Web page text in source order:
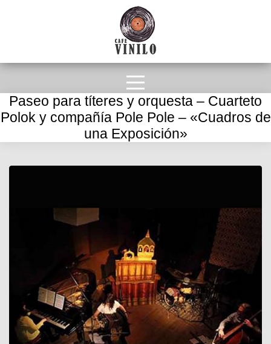
Paseo para títeres y orquesta – Cuarteto
Polok y compañía Pole Pole – «Cuadros de
una Exposición»